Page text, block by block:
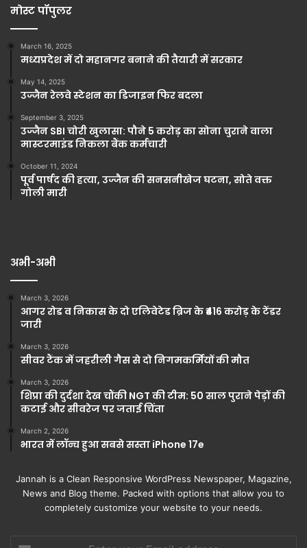
मोस्ट पॉपुलर
March 16, 2025
मध्यप्रदेश में दो महानगर बनाने की तैयारी में सरकार
May 14, 2025
उज्जैन रेलवे स्टेशन का डिजाइन फिर बदला
September 3, 2025
उज्जैन SBI चोरी खुलासा: पौने 5 करोड़ का सोना चुराने वाला
मास्टरमाइंड निकला बैंक कर्मचारी
October 11, 2024
पूर्व पार्षद की हत्या, उज्जैन की सनसनीखेज घटना, सोते वक्त
गोली मारी
अभी-अभी
March 3, 2026
आगर रोड व निकास के दो एलिवेटेड ब्रिज के ₹416 करोड़ के टेंडर
जारी
March 3, 2026
सीवर टैंक में जहरीली गैस से दो निगमकर्मियों की मौत
March 3, 2026
शिप्रा की दुर्दशा देख चौंकी NGT की टीम: 50 साल पुराने पेड़ों की
कटाई और सीवरेज पर जताई चिंता
March 2, 2026
भारत में लॉन्च हुआ सबसे सस्ता iPhone 17e
Jannah is a Clean Responsive WordPress Newspaper, Magazine,
News and Blog theme. Packed with options that allow you to
completely customize your website to your needs.